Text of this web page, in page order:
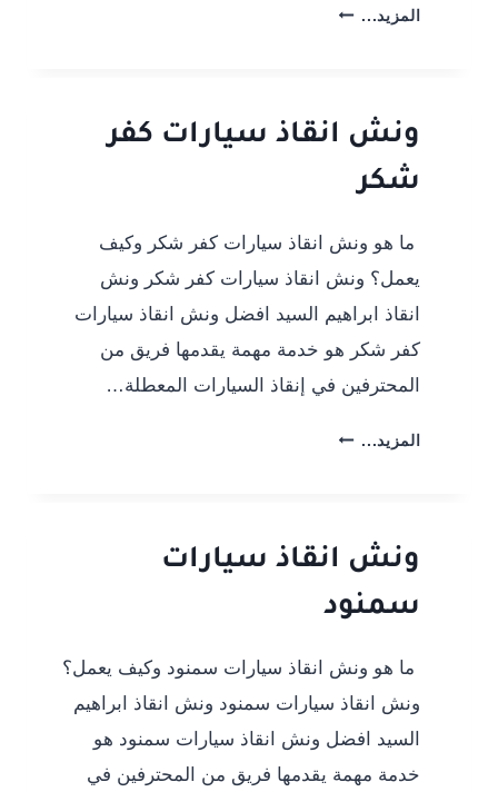
المزيد... ونش
خدمة
سريعة
بخصم
01012394944
ونش انقاذ سيارات كفر
شكر
ما هو ونش انقاذ سيارات كفر شكر وكيف
يعمل؟ ونش انقاذ سيارات كفر شكر ونش
انقاذ ابراهيم السيد افضل ونش انقاذ سيارات
كفر شكر هو خدمة مهمة يقدمها فريق من
المحترفين في إنقاذ السيارات المعطلة…
المزيد... ونش
شكر
ونش انقاذ سيارات
سمنود
ما هو ونش انقاذ سيارات سمنود وكيف يعمل؟
ونش انقاذ سيارات سمنود ونش انقاذ ابراهيم
السيد افضل ونش انقاذ سيارات سمنود هو
خدمة مهمة يقدمها فريق من المحترفين في